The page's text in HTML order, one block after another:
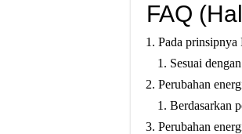
FAQ
Pada
Sesuai
Perubahan
Berdasarkan
Perubahan